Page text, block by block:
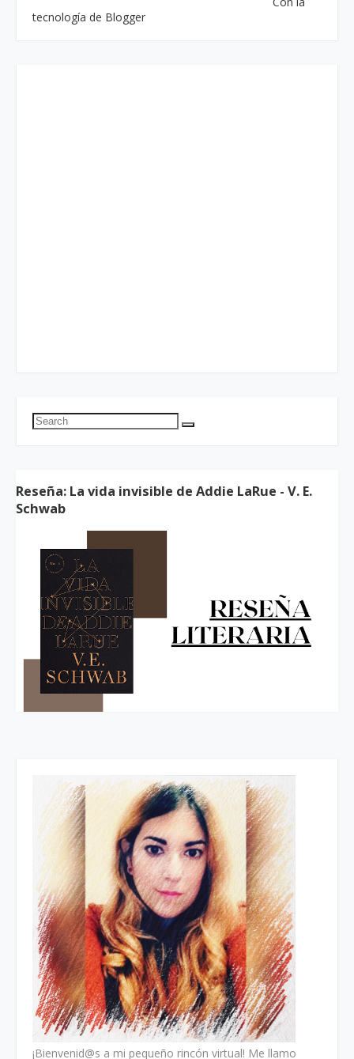
tecnología de Blogger
Reseña: La vida invisible de Addie LaRue - V. E.
Schwab
¡Bienvenid@s a mi pequeño rincón virtual! Me llamo